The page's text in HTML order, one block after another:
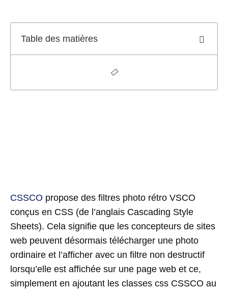
Table des matières
CSSCO propose des filtres photo rétro VSCO
conçus en CSS (de l’anglais Cascading Style
Sheets). Cela signifie que les concepteurs de sites
web peuvent désormais télécharger une photo
ordinaire et l’afficher avec un filtre non destructif
lorsqu’elle est affichée sur une page web et ce,
simplement en ajoutant les classes css CSSCO au